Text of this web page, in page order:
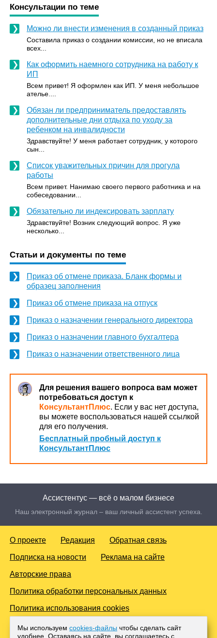
Консультации по теме
Можно ли внести изменения в созданный приказ
Составила приказ о создании комиссии, но не вписала
всех...
Как оформить наемного сотрудника на работу к
ИП
Всем привет! Я оформлен как ИП. У меня небольшое
ателье....
Обязан ли предприниматель предоставлять
дополнительные дни отдыха по уходу за
ребенком на инвалидности
Здравствуйте! У меня работает сотрудник, у которого
сын...
Список уважительных причин для прогула
работы
Всем привет. Нанимаю своего первого работника и на
собеседовании...
Обязательно ли индексировать зарплату
Здравствуйте! Возник следующий вопрос. Я уже
несколько...
Статьи и документы по теме
Приказ об отмене приказа. Бланк формы и
образец заполнения
Приказ об отмене приказа на отпуск
Приказ о назначении генерального директора
Приказ о назначении главного бухгалтера
Приказ о назначении ответственного лица
Для решения вашего вопроса вам может
потребоваться доступ к
КонсультантПлюс. Если у вас нет доступа,
вы можете воспользоваться нашей ссылкой
для его получения.
Бесплатный пробный доступ к
КонсультантПлюс
Ассистентус — всё о малом бизнесе
Наш электронный журнал – ваш личный ассистент успеха.
О проекте Редакция Обратная связь
Подписка на новости Реклама на сайте
Авторские права
Политика обработки персональных данных
Политика использования cookies
© 2016-2026 Все права защищены. Для лиц старше 18 лет.
Любое копирование материалов и тиражирование в сети
Мы используем cookies-файлы чтобы сделать сайт
удобнее. Оставаясь на сайте, вы соглашаетесь с